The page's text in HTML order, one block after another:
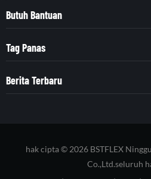
Butuh Bantuan
Tag Panas
Berita Terbaru
hak cipta © 2026 BSTFLEX
Co.,Ltd.seluruh